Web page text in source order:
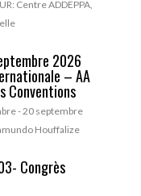
Centre ADDEPPA,
2026
– AA
Conventions
-20 septembre
Houffalize
Congrès